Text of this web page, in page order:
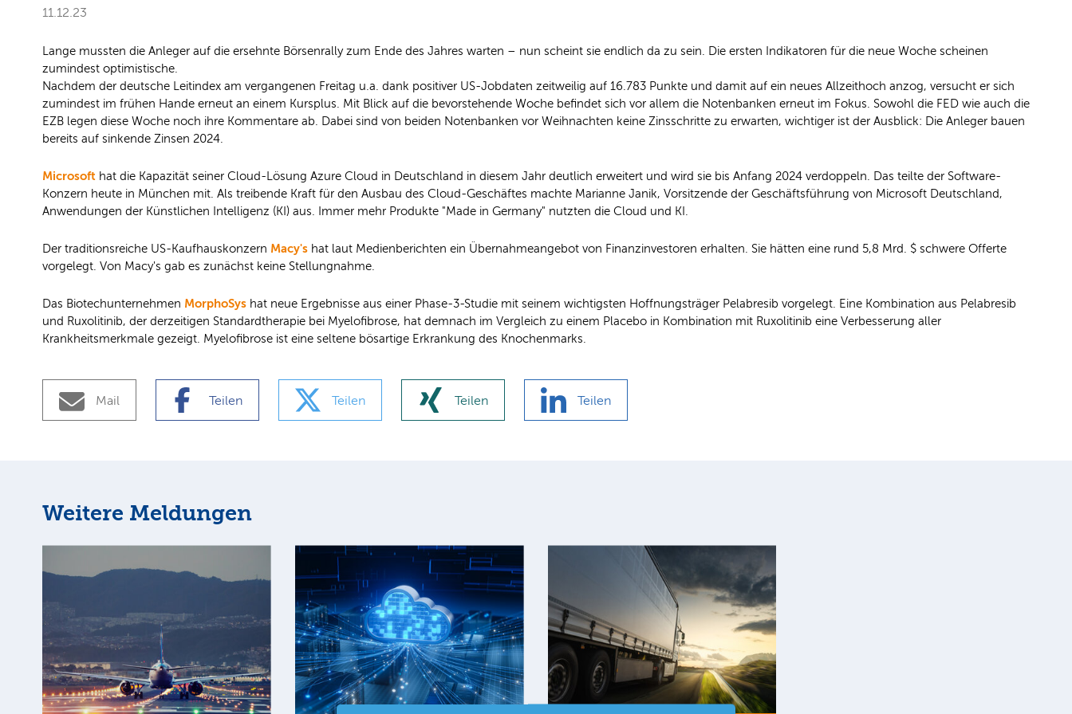
11.12.23
Lange mussten die Anleger auf die ersehnte Börsenrally zum Ende des Jahres warten – nun scheint sie endlich da zu sein. Die ersten Indikatoren für die neue Woche scheinen
zumindest optimistische.
Nachdem der deutsche Leitindex am vergangenen Freitag u.a. dank positiver US-Jobdaten zeitweilig auf 16.783 Punkte und damit auf ein neues Allzeithoch anzog, versucht er sich
zumindest im frühen Hande erneut an einem Kursplus. Mit Blick auf die bevorstehende Woche befindet sich vor allem die Notenbanken erneut im Fokus. Sowohl die FED wie auch die
EZB legen diese Woche noch ihre Kommentare ab. Dabei sind von beiden Notenbanken vor Weihnachten keine Zinsschritte zu erwarten, wichtiger ist der Ausblick: Die Anleger bauen
bereits auf sinkende Zinsen 2024.
Microsoft hat die Kapazität seiner Cloud-Lösung Azure Cloud in Deutschland in diesem Jahr deutlich erweitert und wird sie bis Anfang 2024 verdoppeln. Das teilte der Software-
Konzern heute in München mit. Als treibende Kraft für den Ausbau des Cloud-Geschäftes machte Marianne Janik, Vorsitzende der Geschäftsführung von Microsoft Deutschland,
Anwendungen der Künstlichen Intelligenz (KI) aus. Immer mehr Produkte "Made in Germany" nutzten die Cloud und KI.
Der traditionsreiche US-Kaufhauskonzern Macy's hat laut Medienberichten ein Übernahmeangebot von Finanzinvestoren erhalten. Sie hätten eine rund 5,8 Mrd. $ schwere Offerte
vorgelegt. Von Macy's gab es zunächst keine Stellungnahme.
Das Biotechunternehmen MorphoSys hat neue Ergebnisse aus einer Phase-3-Studie mit seinem wichtigsten Hoffnungsträger Pelabresib vorgelegt. Eine Kombination aus Pelabresib
und Ruxolitinib, der derzeitigen Standardtherapie bei Myelofibrose, hat demnach im Vergleich zu einem Placebo in Kombination mit Ruxolitinib eine Verbesserung aller
Krankheitsmerkmale gezeigt. Myelofibrose ist eine seltene bösartige Erkrankung des Knochenmarks.
Mail Teilen Teilen Teilen Teilen
Weitere Meldungen